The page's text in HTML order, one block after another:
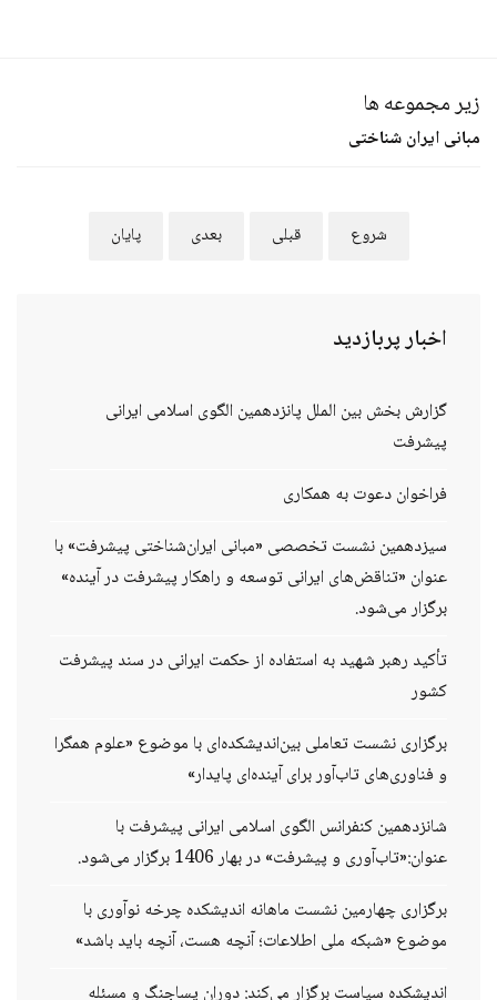
زیر مجموعه ها
مبانی ایران شناختی
شروع قبلی بعدی پایان
اخبارپربازدید
گزارش بخش بین الملل پانزدهمین الگوی اسلامی ایرانی
پیشرفت
فراخوان دعوت به همکاری
سیزدهمین نشست تخصصی «مبانی ایران‌شناختی پیشرفت» با
عنوان «تناقض‌های ایرانی توسعه و راهکار پیشرفت در آینده»
برگزار می‌شود.
تأکید رهبر شهید به استفاده از حکمت ایرانی در سند پیشرفت
کشور
برگزاری نشست تعاملی بین‌اندیشکده‌ای با موضوع «علوم همگرا
و فناوری‌های تاب‌آور برای آینده‌ای پایدار»
شانزدهمین کنفرانس الگوی اسلامی ایرانی پیشرفت با
عنوان:«تاب‌آوری و پیشرفت» در بهار 1406 برگزار می‌شود.
برگزاری چهارمین نشست ماهانه اندیشکده چرخه نوآوری با
موضوع «شبکه ملی اطلاعات؛ آنچه هست، آنچه باید باشد»
اندیشکده سیاست برگزار می‌کند: دوران پساجنگ و مسئله